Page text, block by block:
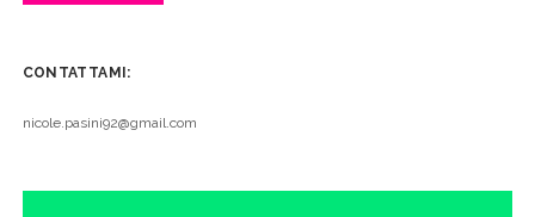
CONTATTAMI:
nicole.pasini92@gmail.com